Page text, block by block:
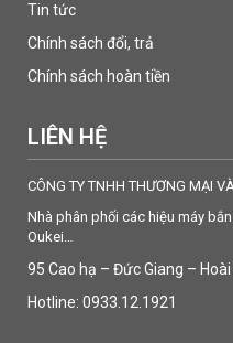
Tin tức
Chính sách đổi, trả
Chính sách hoàn tiền
LIÊN HỆ
CÔNG TY TNHH THƯƠNG MẠI
Nhà phân phối các hiệu máy
Oukei…
95 Cao hạ – Đức Giang –
Hotline: 0933.12.1921